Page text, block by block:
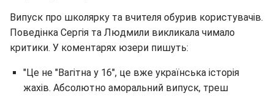
Випуск про школярку та вчителя обурив користувачів.
Поведінка Сергія та Людмили викликала чимало
критики. У коментарях юзери пишуть:
"Це не "Вагітна у 16", це вже українська історія
жахів. Абсолютно аморальний випуск, треш